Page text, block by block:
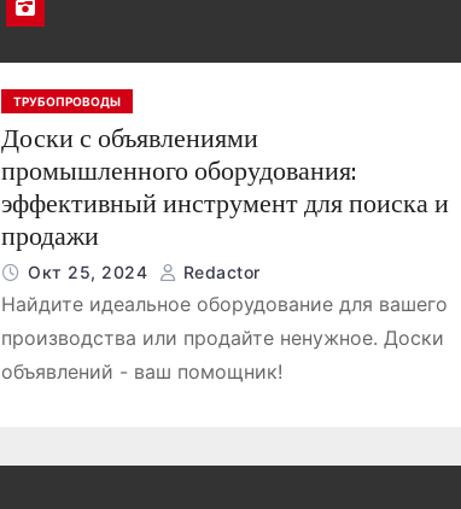
ТРУБОПРОВОДЫ
Доски с объявлениями
промышленного оборудования:
эффективный инструмент для поиска и
продажи
Окт 25, 2024 Redactor
Найдите идеальное оборудование для вашего
производства или продайте ненужное. Доски
объявлений - ваш помощник!